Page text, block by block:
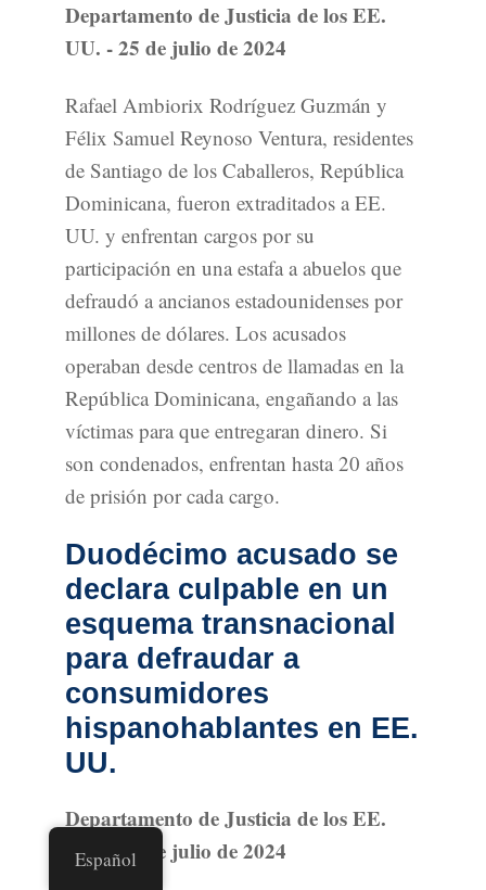
Departamento de Justicia de los EE.
UU. - 25 de julio de 2024
Rafael Ambiorix Rodríguez Guzmán y
Félix Samuel Reynoso Ventura, residentes
de Santiago de los Caballeros, República
Dominicana, fueron extraditados a EE.
UU. y enfrentan cargos por su
participación en una estafa a abuelos que
defraudó a ancianos estadounidenses por
millones de dólares. Los acusados
operaban desde centros de llamadas en la
República Dominicana, engañando a las
víctimas para que entregaran dinero. Si
son condenados, enfrentan hasta 20 años
de prisión por cada cargo.
Duodécimo acusado se
declara culpable en un
esquema transnacional
para defraudar a
consumidores
hispanohablantes en EE.
UU.
Departamento de Justicia de los EE.
UU. - 26 de julio de 2024
Español